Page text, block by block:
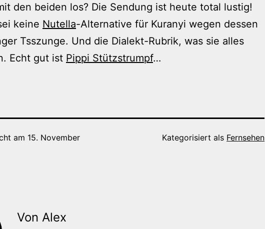
den beiden los? Die Sendung ist heute total lustig!
keine Nutella-Alternative für Kuranyi wegen dessen
Tsszunge. Und die Dialekt-Rubrik, was sie alles
Echt gut ist Pippi Stützstrumpf…
am 15. November Kategorisiert als Fernsehen
Von Alex